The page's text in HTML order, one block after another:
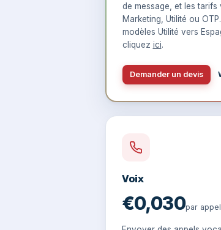
de message, et les
Marketing, Utilité ou
modèles Utilité vers
cliquez ici.
Demander un devis
Voix
€0,030par appel